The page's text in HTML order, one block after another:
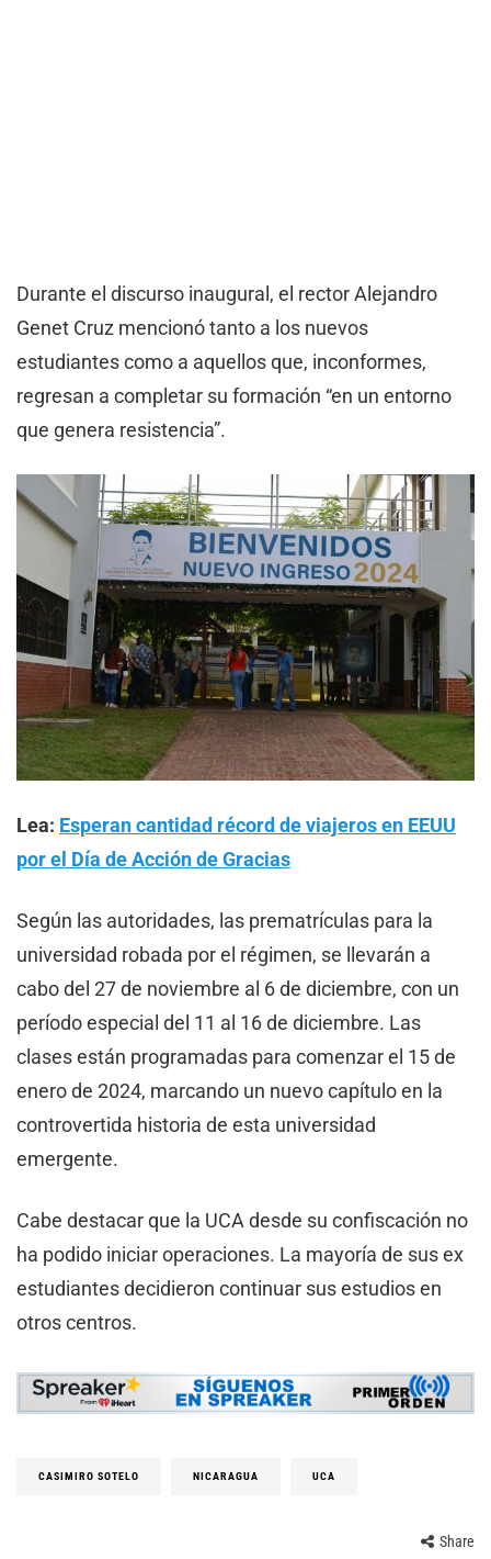
Durante el discurso inaugural, el rector Alejandro
Genet Cruz mencionó tanto a los nuevos
estudiantes como a aquellos que, inconformes,
regresan a completar su formación “en un entorno
que genera resistencia”.
Lea: Esperan cantidad récord de viajeros en EEUU
por el Día de Acción de Gracias
Según las autoridades, las prematrículas para la
universidad robada por el régimen, se llevarán a
cabo del 27 de noviembre al 6 de diciembre, con un
período especial del 11 al 16 de diciembre. Las
clases están programadas para comenzar el 15 de
enero de 2024, marcando un nuevo capítulo en la
controvertida historia de esta universidad
emergente.
Cabe destacar que la UCA desde su confiscación no
ha podido iniciar operaciones. La mayoría de sus ex
estudiantes decidieron continuar sus estudios en
otros centros.
CASIMIRO SOTELO NICARAGUA UCA
Share